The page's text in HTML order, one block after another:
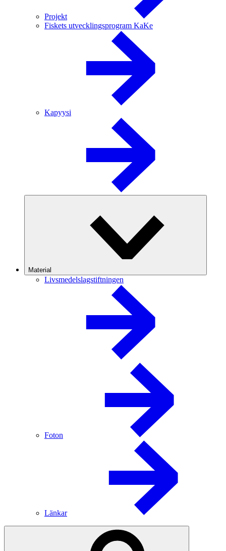
Projekt
Fiskets utvecklingsprogram KaKe
Kapyysi
Material
Livsmedelslagstiftningen
Foton
Länkar